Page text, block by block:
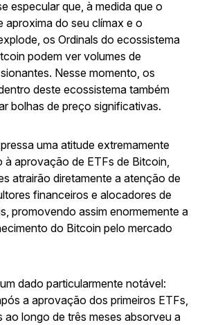
especular que, à medida que o
aproxima do seu clímax e o
os Ordinals do ecossistema
podem ver volumes de
Nesse momento, os
deste ecossistema também
bolhas de preço significativas.
uma atitude extremamente
à aprovação de ETFs de Bitcoin,
atrairão diretamente a atenção de
financeiros e alocadores de
promovendo assim enormemente a
do Bitcoin pelo mercado
dado particularmente notável:
a aprovação dos primeiros ETFs,
longo de três meses absorveu a